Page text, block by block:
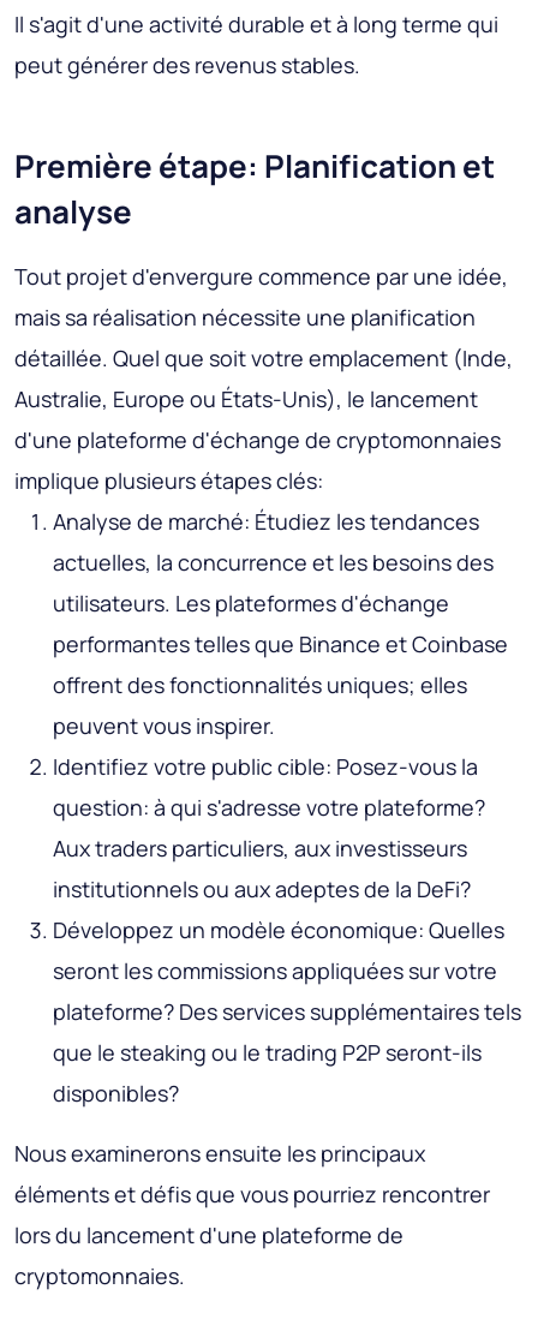
Il s'agit d'une activité durable et à long terme qui
peut générer des revenus stables.
Première étape: Planification et
analyse
Tout projet d'envergure commence par une idée,
mais sa réalisation nécessite une planification
détaillée. Quel que soit votre emplacement (Inde,
Australie, Europe ou États-Unis), le lancement
d'une plateforme d'échange de cryptomonnaies
implique plusieurs étapes clés:
Analyse de marché: Étudiez les tendances
actuelles, la concurrence et les besoins des
utilisateurs. Les plateformes d'échange
performantes telles que Binance et Coinbase
offrent des fonctionnalités uniques; elles
peuvent vous inspirer.
Identifiez votre public cible: Posez-vous la
question: à qui s'adresse votre plateforme?
Aux traders particuliers, aux investisseurs
institutionnels ou aux adeptes de la DeFi?
Développez un modèle économique: Quelles
seront les commissions appliquées sur votre
plateforme? Des services supplémentaires tels
que le steaking ou le trading P2P seront-ils
disponibles?
Nous examinerons ensuite les principaux
éléments et défis que vous pourriez rencontrer
lors du lancement d'une plateforme de
cryptomonnaies.